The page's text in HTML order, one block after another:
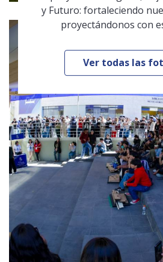
y Futuro: fortaleciendo
proyectándonos con
Ver todas las